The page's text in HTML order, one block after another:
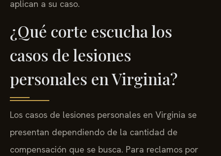
aplican a su caso.
¿Qué corte escucha los
casos de lesiones
personales en Virginia?
Los casos de lesiones personales en Virginia se
presentan dependiendo de la cantidad de
compensación que se busca. Para reclamos por